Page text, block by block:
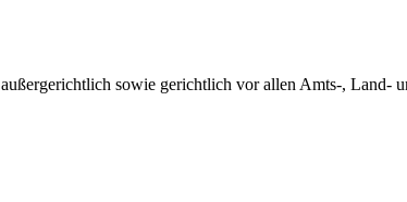
außergerichtlich sowie gerichtlich vor allen Amts-, Land-